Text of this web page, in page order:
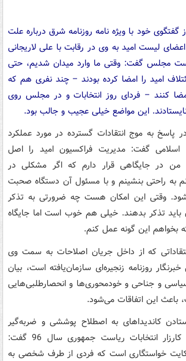
خود با ویژه نامه روزنامه شرق درباره علت
لیست امید به وی در رقابت با علی لاریجانی
مجلس گفت:‌ وقتی ما وارد میدان شدیم، حتی
امید را امضا کرده بودند – چند نفری هم که
کنند – فردای روز انتخابات و در مجلس روی
این مواضع خیلی عجیب و جالب بود.
پاسخ به موج انتقادات گسترده در مورد عملکرد
گفت:‌ مدیریت فراکسیون امید را اصل
در جایگاهی قرار دارم که اگر مشکلی در
به راحتی بنشینم و با مسئول آن دستگاه صحبت
وقتی این امکان هست چه ضرورتی به تذکر
تذکر بدهند. خیلی هم خوب است اما جایگاه
این گونه عمل کنم.
که از داخل جریان اصلاحات به سمت وی
روزنامه زنجیره‌ای سازمان‌یافته است، بیان
و جناحی و خودمحوری‌ها و انحصارطلبی‌هایی
باعث این اتفاقات می‌شود.
کاندیداهای به اصطلاح پوششی و ضربه‌گیر
کنار حسن روحانی به کارزار انتخابات ریاست جمهوری سال 96 گفت:
خواستگاری است که فردی از طرف شخصی به